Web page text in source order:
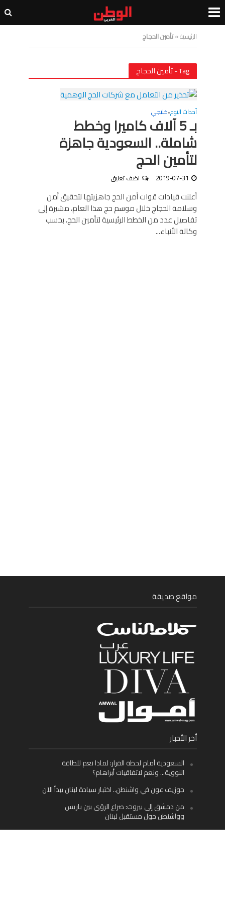
الرئيسية»تأمين الحجاج
Tag - تأمين الحجاج
أحداث اليوم•خليجي
بـ 5 آلاف كاميرا وخطط
شاملة.. السعودية جاهزة
لتأمين الحج
2019-07-31 اضف تعليق
أعلنت قيادات قوات أمن الحج جاهزيتها لتحقيق أمن
وسلامة الحجاج خلال موسم حج هذا العام، مشيرة إلى
تفاصيل عدد من الخطط الرئيسية لتأمين الحج، بحسب
وكالة الأنباء...
مواقع صديقة
أخر الأخبار
السعودية أمام لحظة القرار: لماذا نعم للطاقة
النووية… ونعم لاتفاقيات أبراهام؟
جوزيف عون في واشنطن.. اختبار سيادة لبنان يبدأ الآن
من دمشق إلى بيروت: صراع الرؤى بين باريس
وواشنطن حول مستقبل لبنان
اليسار اللبناني «اليقظ» وسيادة الدولة: لماذا يُعدّ نزع